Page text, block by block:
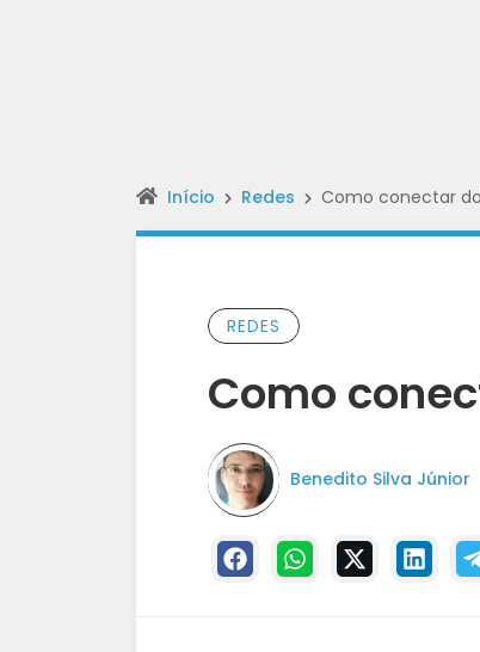
Início Redes Como conectar
REDES
Como
Benedito Silva Júnior